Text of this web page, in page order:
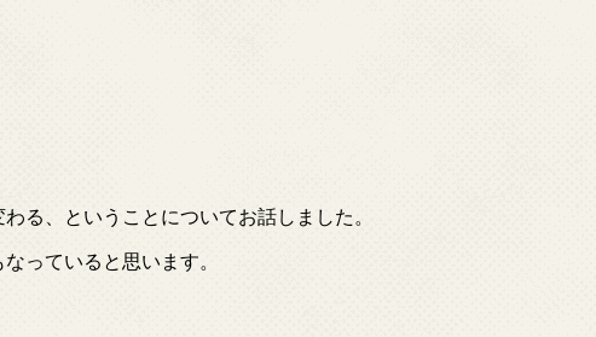
る、ということについてお話しました。
っていると思います。